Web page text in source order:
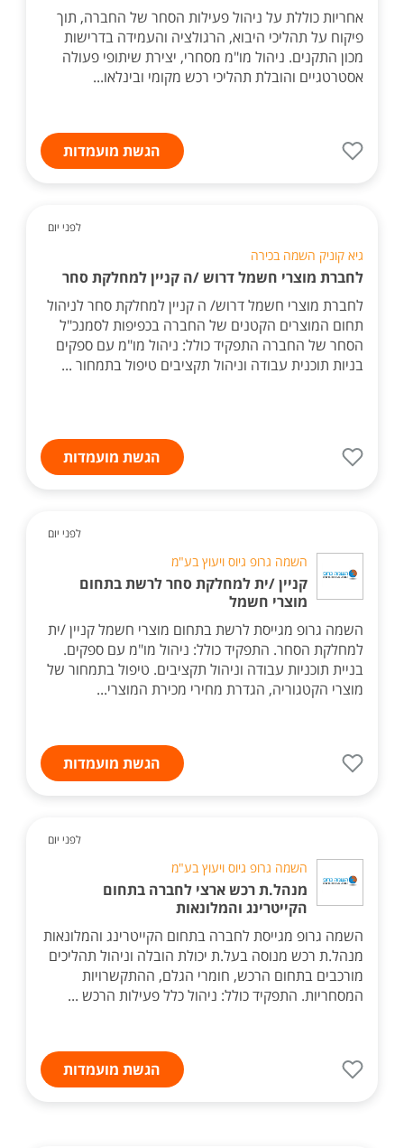
אחריות כוללת על ניהול פעילות הסחר של החברה, תוך
פיקוח על תהליכי היבוא, הרגולציה והעמידה בדרישות
מכון התקנים. ניהול מו"מ מסחרי, יצירת שיתופי פעולה
אסטרטגיים והובלת תהליכי רכש מקומי ובינלאו...
הגשת מועמדות
לפני יום
גיא קוניק השמה בכירה
לחברת מוצרי חשמל דרוש /ה קניין למחלקת סחר
לחברת מוצרי חשמל דרוש/ ה קניין למחלקת סחר לניהול
תחום המוצרים הקטנים של החברה בכפיפות לסמנכ"ל
הסחר של החברה התפקיד כולל: ניהול מו"מ עם ספקים
בניות תוכנית עבודה וניהול תקציבים טיפול בתמחור ...
הגשת מועמדות
לפני יום
השמה גרופ גיוס ויעוץ בע"מ
קניין /ית למחלקת סחר לרשת בתחום
מוצרי חשמל
השמה גרופ מגייסת לרשת בתחום מוצרי חשמל קניין /ית
למחלקת הסחר. התפקיד כולל: ניהול מו"מ עם ספקים.
בניית תוכניות עבודה וניהול תקציבים. טיפול בתמחור של
מוצרי הקטגוריה, הגדרת מחירי מכירת המוצרי...
הגשת מועמדות
לפני יום
השמה גרופ גיוס ויעוץ בע"מ
מנהל.ת רכש ארצי לחברה בתחום
הקייטרינג והמלונאות
השמה גרופ מגייסת לחברה בתחום הקייטרינג והמלונאות
מנהל.ת רכש מנוסה בעל.ת יכולת הובלה וניהול תהליכים
מורכבים בתחום הרכש, חומרי הגלם, ההתקשרויות
המסחריות. התפקיד כולל: ניהול כלל פעילות הרכש ...
הגשת מועמדות